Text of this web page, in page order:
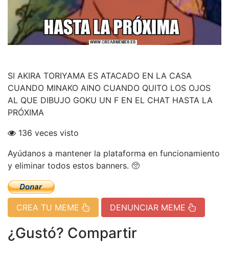
SI AKIRA TORIYAMA ES ATACADO EN LA CASA
CUANDO MINAKO AINO CUANDO QUITO LOS OJOS
AL QUE DIBUJO GOKU UN F EN EL CHAT HASTA LA
PRÓXIMA
136 veces visto
Ayúdanos a mantener la plataforma en funcionamiento
y eliminar todos estos banners. 🥺
CREA TU MEME DENUNCIAR MEME
¿Gustó? Compartir